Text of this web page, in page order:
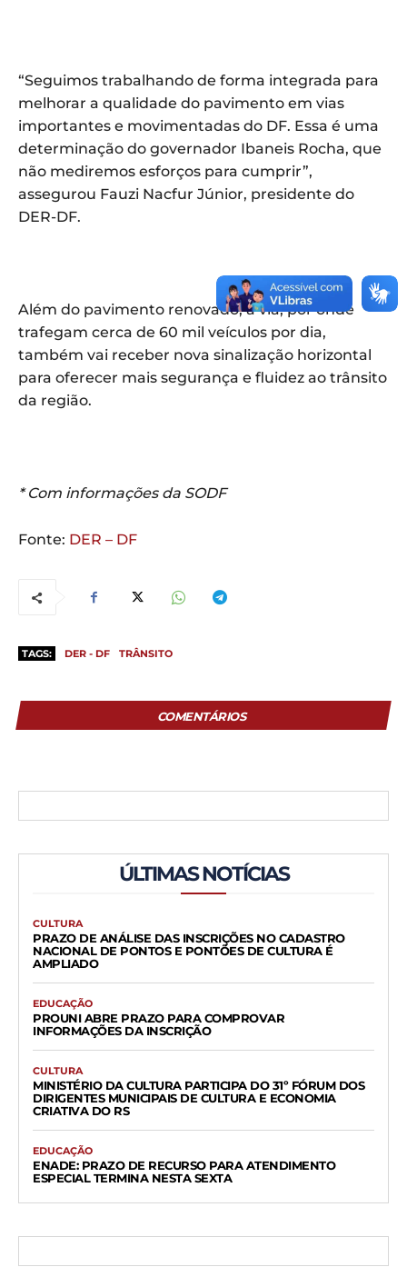
“Seguimos trabalhando de forma integrada para
melhorar a qualidade do pavimento em vias
importantes e movimentadas do DF. Essa é uma
determinação do governador Ibaneis Rocha, que
não mediremos esforços para cumprir”,
assegurou Fauzi Nacfur Júnior, presidente do
DER-DF.
Além do pavimento renovado, a via, por onde
trafegam cerca de 60 mil veículos por dia,
também vai receber nova sinalização horizontal
para oferecer mais segurança e fluidez ao trânsito
da região.
* Com informações da SODF
Fonte: DER – DF
TAGS: DER - DF TRÂNSITO
COMENTÁRIOS
ÚLTIMAS NOTÍCIAS
CULTURA
PRAZO DE ANÁLISE DAS INSCRIÇÕES NO CADASTRO
NACIONAL DE PONTOS E PONTÕES DE CULTURA É
AMPLIADO
EDUCAÇÃO
PROUNI ABRE PRAZO PARA COMPROVAR
INFORMAÇÕES DA INSCRIÇÃO
CULTURA
MINISTÉRIO DA CULTURA PARTICIPA DO 31º FÓRUM DOS
DIRIGENTES MUNICIPAIS DE CULTURA E ECONOMIA
CRIATIVA DO RS
EDUCAÇÃO
ENADE: PRAZO DE RECURSO PARA ATENDIMENTO
ESPECIAL TERMINA NESTA SEXTA